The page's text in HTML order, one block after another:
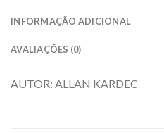
INFORMAÇÃO ADICIONAL
AVALIAÇÕES (0)
AUTOR: ALLAN KARDEC